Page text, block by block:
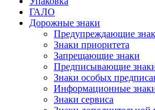
ГАЛО
Дорожные знаки
Предупреждающие
Знаки приоритета
Запрещающие знаки
Предписывающие
Знаки особых
Информационные
Знаки сервиса